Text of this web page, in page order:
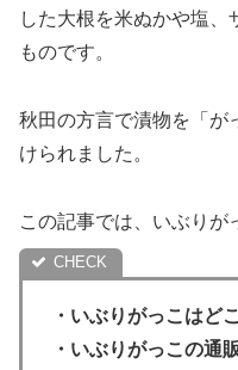
した大根を米ぬかや塩
ものです。
秋田の方言で漬物を「が
けられました。
この記事では、いぶりが
・ いぶりがっこはど
・いぶりがっこの通